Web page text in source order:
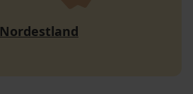
Nordestland